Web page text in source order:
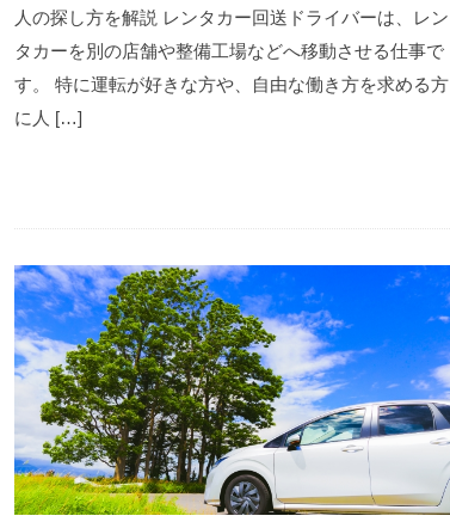
人の探し方を解説 レンタカー回送ドライバーは、レン
タカーを別の店舗や整備工場などへ移動させる仕事で
す。 特に運転が好きな方や、自由な働き方を求める方
に人 […]